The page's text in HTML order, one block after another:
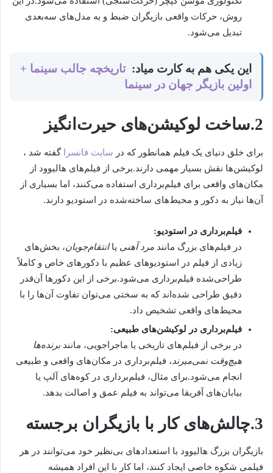
روش، حرکات واقعی بازیگران ضبط و به مدل‌های سه‌بعدی
تبدیل می‌شود.
این یکی هم به کارت میاد:تاریخچه جالب سینما +
اولین بازیگر جهان در سینما
2.ساخت لوکیشن‌های حیرت‌انگیز
برای خلق دنیای یک فیلم همانطور که در سایت فانسرا
گفته شد ،
لوکیشن‌ها نقش بسیار مهمی دارند.برخی از فیلم‌های هالیوود از
مکان‌های واقعی برای فیلم‌برداری استفاده می‌کنند، اما بسیاری از
آن‌ها نیاز به دکور و محیط‌های ساخته‌شده در استودیو دارند.
فیلم‌برداری در استودیو:
در فیلم‌های بزرگ مانند مرد آهنی یاانتقام‌جویان، بخش‌های
زیادی از فیلم در استودیوهای عظیم با دکورهای خاص و کاملاً
طراحی‌شده فیلم‌برداری می‌شود.برخی از این دکورها آن‌قدر
دقیق طراحی شده‌اند که به سختی می‌توان تفاوت آن‌ها را با
محیط‌های واقعی تشخیص داد.
فیلم‌برداری در لوکیشن‌های طبیعی:
در برخی از فیلم‌های تاریخی یا ماجراجویی، مانند برنده‌ها
هیچ‌وقت نمی‌میرند، فیلم‌برداری در مکان‌های واقعی و طبیعی
انجام می‌شود.برای مثال، فیلم‌برداری در کوه‌های آلپ یا
بیابان‌های آفریقا می‌تواند به فیلم عمق و اصالت بدهد.
3.چالش‌های کار با بازیگران برجسته
بازیگران بزرگ هالیوود با استعدادهای بی‌نظیر خود می‌توانند در هر
فیلمی شکوه خاصی ایجاد کنند، اما کار با این افراد همیشه